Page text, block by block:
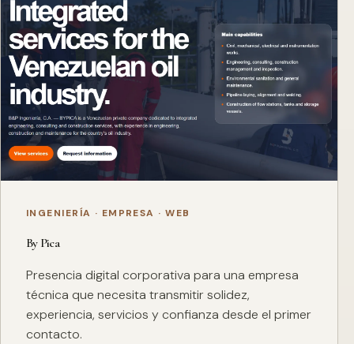
INGENIERÍA · EMPRESA · WEB
By Pica
Presencia digital corporativa para una empresa
técnica que necesita transmitir solidez,
experiencia, servicios y confianza desde el primer
contacto.